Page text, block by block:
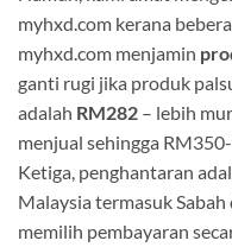
myhxd.com kerana
myhxd.com menjamin
ganti rugi jika produk
adalah RM282 – lebih
menjual sehingga
Ketiga, penghantaran
Malaysia termasuk
memilih pembayaran